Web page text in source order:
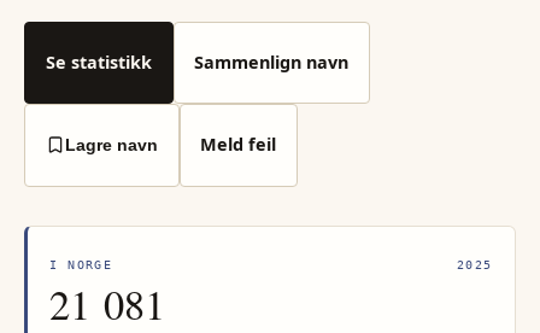
Se statistikk Sammenlign navn
Lagre navn Meld feil
I NORGE 2025
21 081